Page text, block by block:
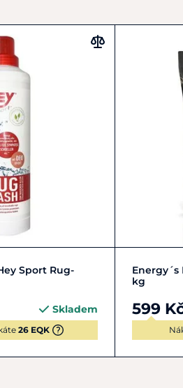
Sport Rug-
Skladem
26 EQK
Energy´s
kg
599